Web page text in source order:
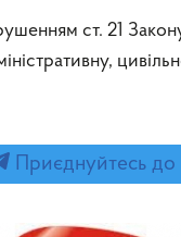
ст. 21
Приєднуйтесь до